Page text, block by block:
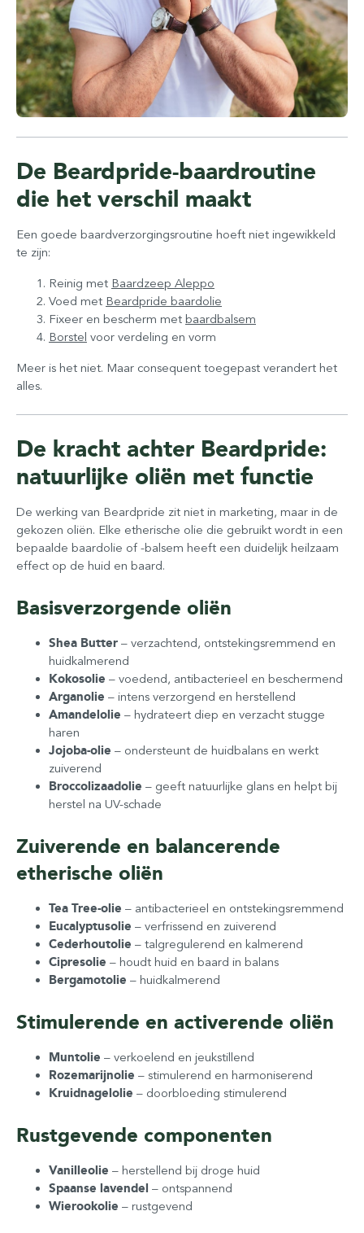
De Beardpride-baardroutine
die het verschil maakt
Een goede baardverzorgingsroutine hoeft niet ingewikkeld
te zijn:
Reinig met Baardzeep Aleppo
Voed met Beardpride baardolie
Fixeer en bescherm met baardbalsem
Borstel voor verdeling en vorm
Meer is het niet. Maar consequent toegepast verandert het
alles.
De kracht achter Beardpride:
natuurlijke oliën met functie
De werking van Beardpride zit niet in marketing, maar in de
gekozen oliën. Elke etherische olie die gebruikt wordt in een
bepaalde baardolie of -balsem heeft een duidelijk heilzaam
effect op de huid en baard.
Basisverzorgende oliën
Shea Butter – verzachtend, ontstekingsremmend en
huidkalmerend
Kokosolie – voedend, antibacterieel en beschermend
Arganolie – intens verzorgend en herstellend
Amandelolie – hydrateert diep en verzacht stugge
haren
Jojoba-olie – ondersteunt de huidbalans en werkt
zuiverend
Broccolizaadolie – geeft natuurlijke glans en helpt bij
herstel na UV-schade
Zuiverende en balancerende
etherische oliën
Tea Tree-olie – antibacterieel en ontstekingsremmend
Eucalyptusolie – verfrissend en zuiverend
Cederhoutolie – talgregulerend en kalmerend
Cipresolie – houdt huid en baard in balans
Bergamotolie – huidkalmerend
Stimulerende en activerende oliën
Muntolie – verkoelend en jeukstillend
Rozemarijnolie – stimulerend en harmoniserend
Kruidnagelolie – doorbloeding stimulerend
Rustgevende componenten
Vanilleolie – herstellend bij droge huid
Spaanse lavendel – ontspannend
Wierookolie – rustgevend